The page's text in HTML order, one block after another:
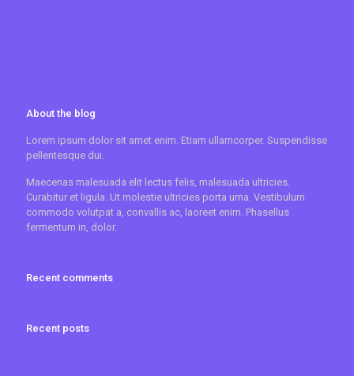
About the blog
Lorem ipsum dolor sit amet enim. Etiam ullamcorper. Suspendisse
pellentesque dui.
Maecenas malesuada elit lectus felis, malesuada ultricies.
Curabitur et ligula. Ut molestie ultricies porta urna. Vestibulum
commodo volutpat a, convallis ac, laoreet enim. Phasellus
fermentum in, dolor.
Recent comments
Recent posts